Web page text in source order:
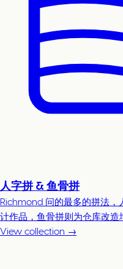
人字拼 & 鱼骨拼
Richmond 问的最多的拼法，
计作品，鱼骨拼则为仓库改造
View collection →